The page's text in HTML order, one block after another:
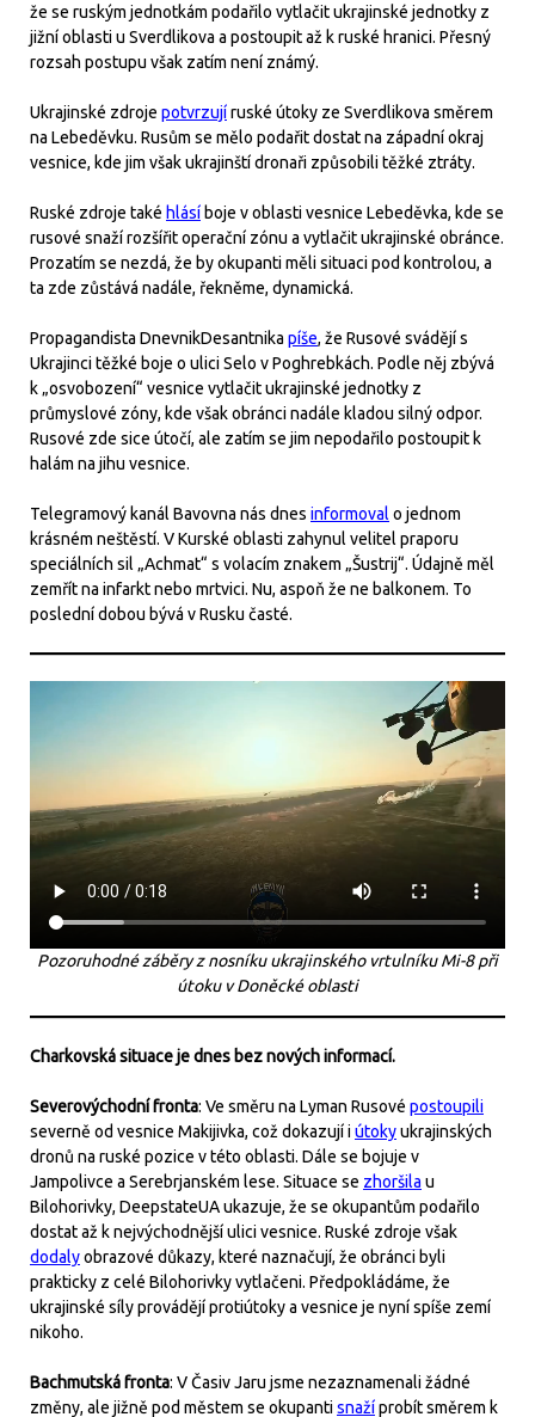
že se ruským jednotkám podařilo vytlačit ukrajinské jednotky z
jižní oblasti u Sverdlikova a postoupit až k ruské hranici. Přesný
rozsah postupu však zatím není známý.
Ukrajinské zdroje potvrzujíruské útoky ze Sverdlikova směrem
na Lebeděvku. Rusům se mělo podařit dostat na západní okraj
vesnice, kde jim však ukrajinští dronaři způsobili těžké ztráty.
Ruské zdroje také hlásí boje v oblasti vesnice Lebeděvka, kde se
rusové snaží rozšířit operační zónu a vytlačit ukrajinské obránce.
Prozatím se nezdá, že by okupanti měli situaci pod kontrolou, a
ta zde zůstává nadále, řekněme, dynamická.
Propagandista DnevnikDesantnika píše, že Rusové svádějí s
Ukrajinci těžké boje o ulici Selo v Poghrebkách. Podle něj zbývá
k „osvobození“ vesnice vytlačit ukrajinské jednotky z
průmyslové zóny, kde však obránci nadále kladou silný odpor.
Rusové zde sice útočí, ale zatím se jim nepodařilo postoupit k
halám na jihu vesnice.
Telegramový kanál Bavovna nás dnes informoval o jednom
krásném neštěstí. V Kurské oblasti zahynul velitel praporu
speciálních sil „Achmat“ s volacím znakem „Šustrij“. Údajně měl
zemřít na infarkt nebo mrtvici. Nu, aspoň že ne balkonem. To
poslední dobou bývá v Rusku časté.
Pozoruhodné záběry z nosníku ukrajinského vrtulníku Mi-8 při
útoku v Doněcké oblasti
Charkovská situace je dnes bez nových informací.
Severovýchodní fronta: Ve směru na Lyman Rusové postoupili
severně od vesnice Makijivka, což dokazují iútokyukrajinských
dronů na ruské pozice v této oblasti. Dále se bojuje v
Jampolivce a Serebrjanském lese. Situace se zhoršila u
Bilohorivky, DeepstateUA ukazuje, že se okupantům podařilo
dostat až k nejvýchodnější ulici vesnice. Ruské zdroje však
dodalyobrazové důkazy, které naznačují, že obránci byli
prakticky z celé Bilohorivky vytlačeni. Předpokládáme, že
ukrajinské síly provádějí protiútoky a vesnice je nyní spíše zemí
nikoho.
Bachmutská fronta: V Časiv Jaru jsme nezaznamenali žádné
změny, ale jižně pod městem se okupantisnažíprobít směrem k